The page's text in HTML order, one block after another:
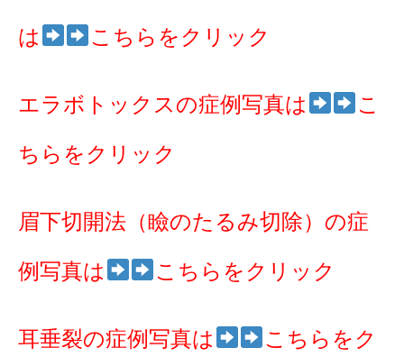
は こちらをクリック
エラボトックスの症例写真は こ
ちらをクリック
眉下切開法（瞼のたるみ切除）の症
例写真は こちらをクリック
耳垂裂の症例写真は こちらをク